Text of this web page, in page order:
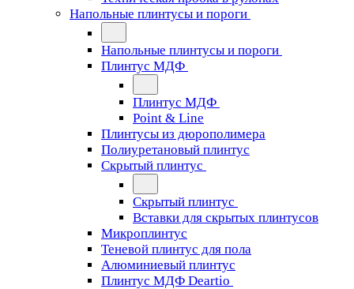
Напольные плинтусы и пороги
Напольные плинтусы и пороги
Плинтус МДФ
Плинтус МДФ
Point & Line
Плинтусы из дюрополимера
Полиуретановый плинтус
Скрытый плинтус
Скрытый плинтус
Вставки для скрытых плинтусов
Микроплинтус
Теневой плинтус для пола
Алюминиевый плинтус
Плинтус МДФ Deartio